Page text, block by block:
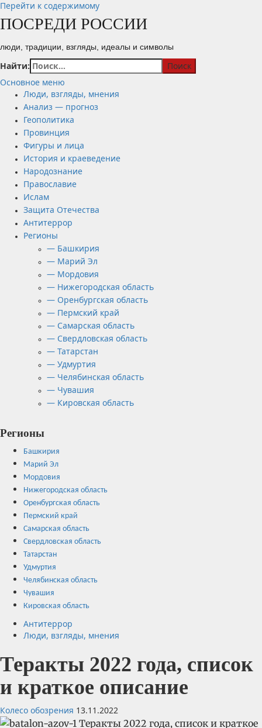
Перейти к содержимому
ПОСРЕДИ РОССИИ
люди, традиции, взгляды, идеалы и символы
Найти:
Основное меню
Люди, взгляды, мнения
Анализ — прогноз
Геополитика
Провинция
Фигуры и лица
История и краеведение
Народознание
Православие
Ислам
Защита Отечества
Антитеррор
Регионы
— Башкирия
— Марий Эл
— Мордовия
— Нижегородская область
— Оренбургская область
— Пермский край
— Самарская область
— Свердловская область
— Татарстан
— Удмуртия
— Челябинская область
— Чувашия
— Кировская область
Регионы
Башкирия
Марий Эл
Мордовия
Нижегородская область
Оренбургская область
Пермский край
Самарская область
Свердловская область
Татарстан
Удмуртия
Челябинская область
Чувашия
Кировская область
Антитеррор
Люди, взгляды, мнения
Теракты 2022 года, список
и краткое описание
Колесо обозрения 13.11.2022